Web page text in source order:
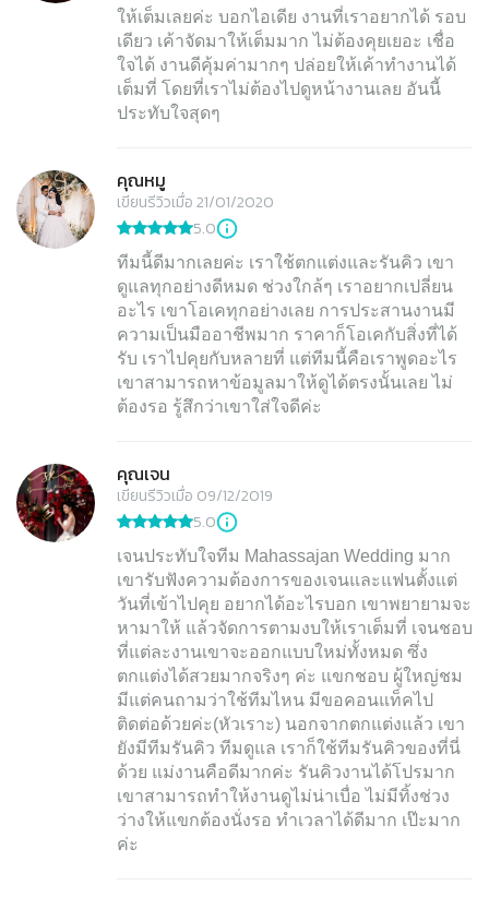
ให้เต็มเลยค่ะ บอกไอเดีย งานที่เราอยากได้ รอบ
เดียว เค้าจัดมาให้เต็มมาก ไม่ต้องคุยเยอะ เชื่อ
ใจได้ งานดีคุ้มค่ามากๆ ปล่อยให้เค้าทำงานได้
เต็มที่ โดยที่เราไม่ต้องไปดูหน้างานเลย อันนี้
ประทับใจสุดๆ
คุณหมู
เขียนรีวิวเมื่อ 21/01/2020
5.0
ทีมนี้ดีมากเลยค่ะ เราใช้ตกแต่งและรันคิว เขา
ดูแลทุกอย่างดีหมด ช่วงใกล้ๆ เราอยากเปลี่ยน
อะไร เขาโอเคทุกอย่างเลย การประสานงานมี
ความเป็นมืออาชีพมาก ราคาก็โอเคกับสิ่งที่ได้
รับ เราไปคุยกับหลายที่ แต่ทีมนี้คือเราพูดอะไร
เขาสามารถหาข้อมูลมาให้ดูได้ตรงนั้นเลย ไม่
ต้องรอ รู้สึกว่าเขาใส่ใจดีค่ะ
คุณเจน
เขียนรีวิวเมื่อ 09/12/2019
5.0
เจนประทับใจทีม Mahassajan Wedding มาก
เขารับฟังความต้องการของเจนและแฟนตั้งแต่
วันที่เข้าไปคุย อยากได้อะไรบอก เขาพยายามจะ
หามาให้ แล้วจัดการตามงบให้เราเต็มที่ เจนชอบ
ที่แต่ละงานเขาจะออกแบบใหม่ทั้งหมด ซึ่ง
ตกแต่งได้สวยมากจริงๆ ค่ะ แขกชอบ ผู้ใหญ่ชม
มีแต่คนถามว่าใช้ทีมไหน มีขอคอนแท็คไป
ติดต่อด้วยค่ะ(หัวเราะ) นอกจากตกแต่งแล้ว เขา
ยังมีทีมรันคิว ทีมดูแล เราก็ใช้ทีมรันคิวของที่นี่
ด้วย แม่งานคือดีมากค่ะ รันคิวงานได้โปรมาก
เขาสามารถทำให้งานดูไม่น่าเบื่อ ไม่มีทิ้งช่วง
ว่างให้แขกต้องนั่งรอ ทำเวลาได้ดีมาก เป๊ะมาก
ค่ะ